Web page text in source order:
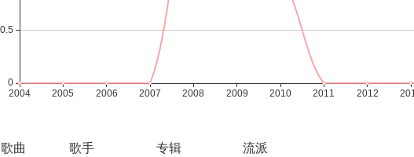
歌曲 歌手 专辑 流派